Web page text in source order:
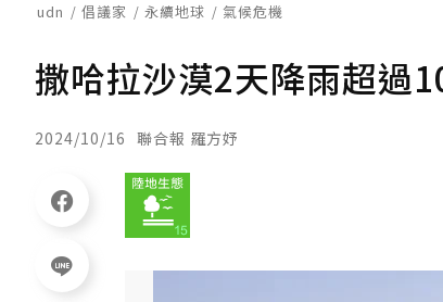
udn 倡議家 永續地球 氣候危機
撒哈拉沙漠2天降雨超過
2024/10/16 聯合報 羅方妤